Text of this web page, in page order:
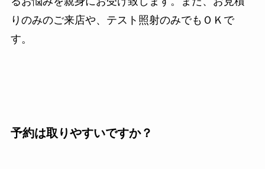
りのみのご来店や、テスト照射のみでもＯＫで
す。
予約は取りやすいですか？